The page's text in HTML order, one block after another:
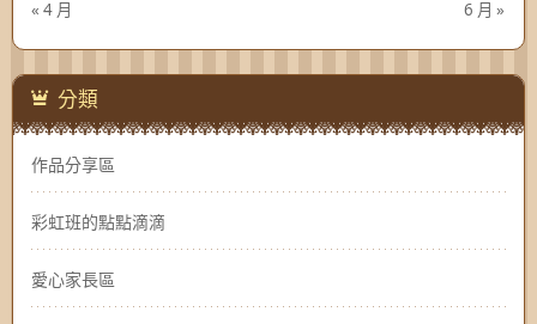
« 4 月 6 月 »
分類
作品分享區
彩虹班的點點滴滴
愛心家長區